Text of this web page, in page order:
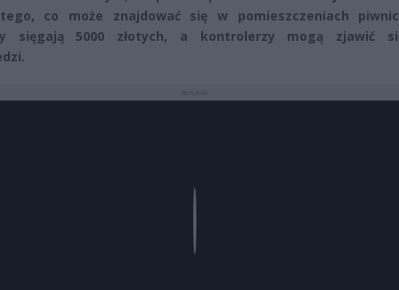
co może znajdować się w pomieszczeniach
sięgają 5000 złotych, a kontrolerzy mogą zjawić